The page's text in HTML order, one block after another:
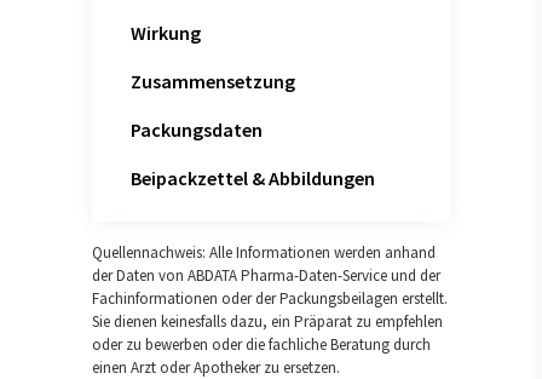
Wirkung
Zusammensetzung
Packungsdaten
Beipackzettel & Abbildungen
Quellennachweis: Alle Informationen werden anhand
der Daten von ABDATA Pharma-Daten-Service und der
Fachinformationen oder der Packungsbeilagen erstellt.
Sie dienen keinesfalls dazu, ein Präparat zu empfehlen
oder zu bewerben oder die fachliche Beratung durch
einen Arzt oder Apotheker zu ersetzen.